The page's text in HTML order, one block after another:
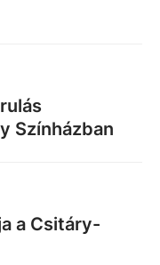
Színházban
a Csitáry-